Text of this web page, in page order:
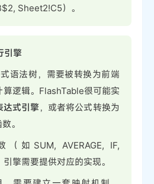
Sheet2!C5）。
引擎
语法树，需要被转换为前端
算逻辑。FlashTable很可能实
达式引擎 ，或者将公式转换为
。
如SUM, AVERAGE, IF,
擎需要提供对应的实现。